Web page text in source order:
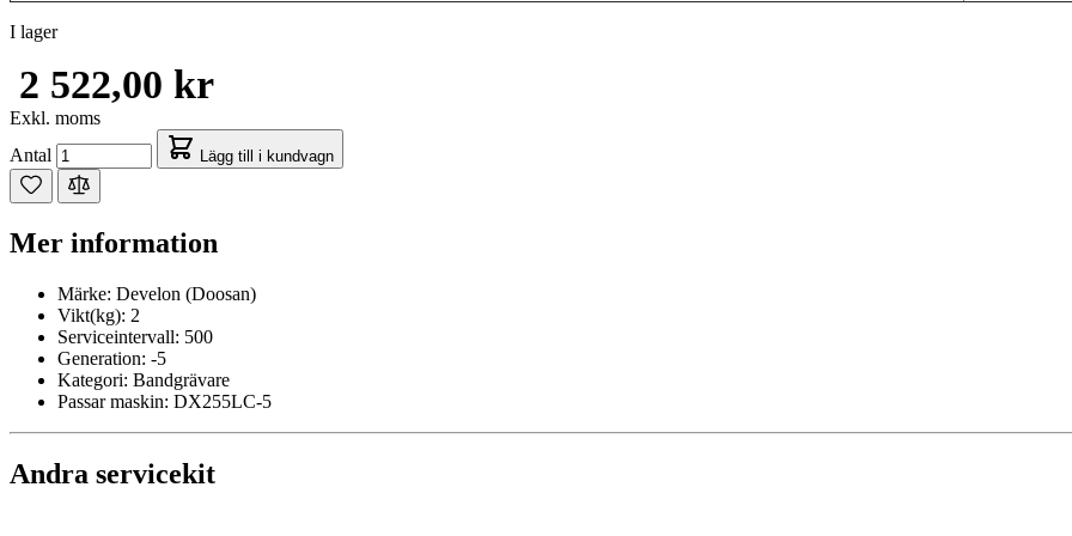
I lager
2 522,00 kr
Exkl. moms
Antal
Lägg till i kundvagn
Mer information
Märke: Develon (Doosan)
Vikt(kg): 2
Serviceintervall: 500
Generation: -5
Kategori: Bandgrävare
Passar maskin: DX255LC-5
Andra servicekit